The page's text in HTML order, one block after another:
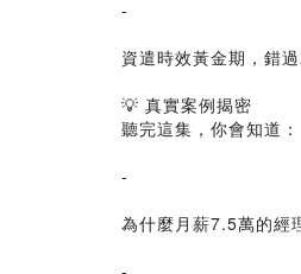
-
資遣時效黃金期，錯
💡 真實案例揭密
聽完這集，你會知道：
-
為什麼月薪7.5萬的經